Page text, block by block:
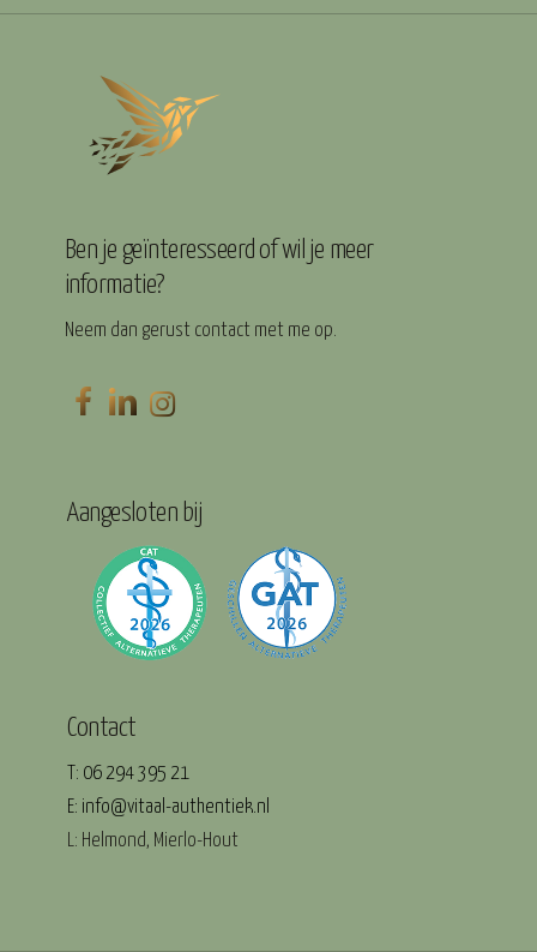
Ben je geïnteresseerd of wil je meer
informatie?
Neem dan gerust contact met me op.
Aangesloten bij
Contact
T: 06 294 395 21
E: info@vitaal-authentiek.nl
L: Helmond, Mierlo-Hout